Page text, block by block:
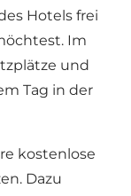
Hotels frei
Im
und
Tag in der
kostenlose
Dazu